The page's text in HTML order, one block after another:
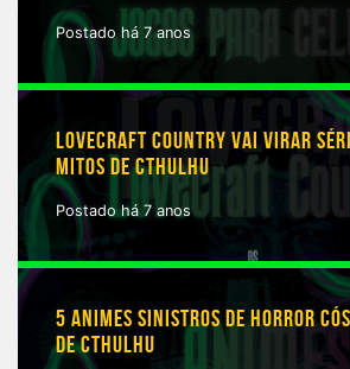
Postado há 7 anos
LOVECRAFT COUNTRY VAI VIRAR
MITOS DE CTHULHU
Postado há 7 anos
5 ANIMES SINISTROS DE HORROR
DE CTHULHU